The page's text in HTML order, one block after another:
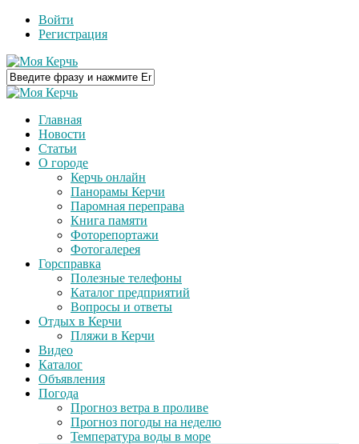
Войти
Регистрация
Главная
Новости
Статьи
О городе
Керчь онлайн
Панорамы Керчи
Паромная переправа
Книга памяти
Фоторепортажи
Фотогалерея
Горсправка
Полезные телефоны
Каталог предприятий
Вопросы и ответы
Отдых в Керчи
Пляжи в Керчи
Видео
Каталог
Объявления
Погода
Прогноз ветра в проливе
Прогноз погоды на неделю
Температура воды в море